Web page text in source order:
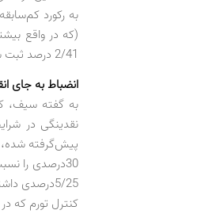
(که در واقع
2/41 درصد ثبت شده است.
انضباط به جای
به گفته سیف،
نقدینگی در
5/25‌درصدی
کنترل تورم که